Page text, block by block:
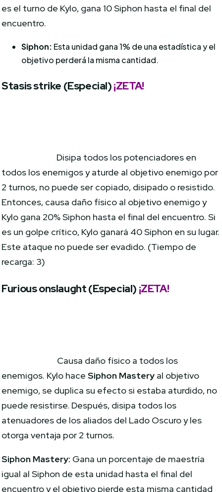
es el turno de Kylo, gana 10 Siphon hasta el final del
encuentro.
Siphon: Esta unidad gana 1% de una estadística y el
objetivo perderá la misma cantidad.
Stasis strike (Especial)¡ZETA!
Disipa todos los potenciadores en
todos los enemigos y aturde al objetivo enemigo por
2 turnos, no puede ser copiado, disipado o resistido.
Entonces, causa daño físico al objetivo enemigo y
Kylo gana 20% Siphon hasta el final del encuentro. Si
es un golpe crítico, Kylo ganará 40 Siphon en su lugar.
Este ataque no puede ser evadido. (Tiempo de
recarga: 3)
Furious onslaught (Especial) ¡ZETA!
Causa daño físico a todos los
enemigos. Kylo haceSiphon Mastery al objetivo
enemigo, se duplica su efecto si estaba aturdido, no
puede resistirse. Después, disipa todos los
atenuadores de los aliados del Lado Oscuro y les
otorga ventaja por 2 turnos.
Siphon Mastery: Gana un porcentaje de maestría
igual al Siphon de esta unidad hasta el final del
encuentro y el objetivo pierde esta misma cantidad